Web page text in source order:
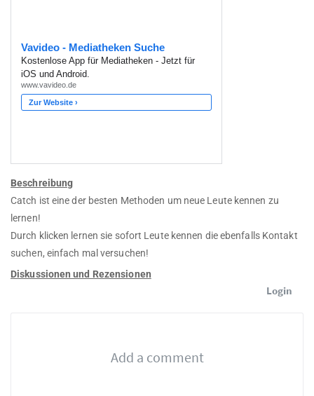
Beschreibung
Catch ist eine der besten Methoden um neue Leute kennen zu
lernen!
Durch klicken lernen sie sofort Leute kennen die ebenfalls Kontakt
suchen, einfach mal versuchen!
Diskussionen und Rezensionen
Login